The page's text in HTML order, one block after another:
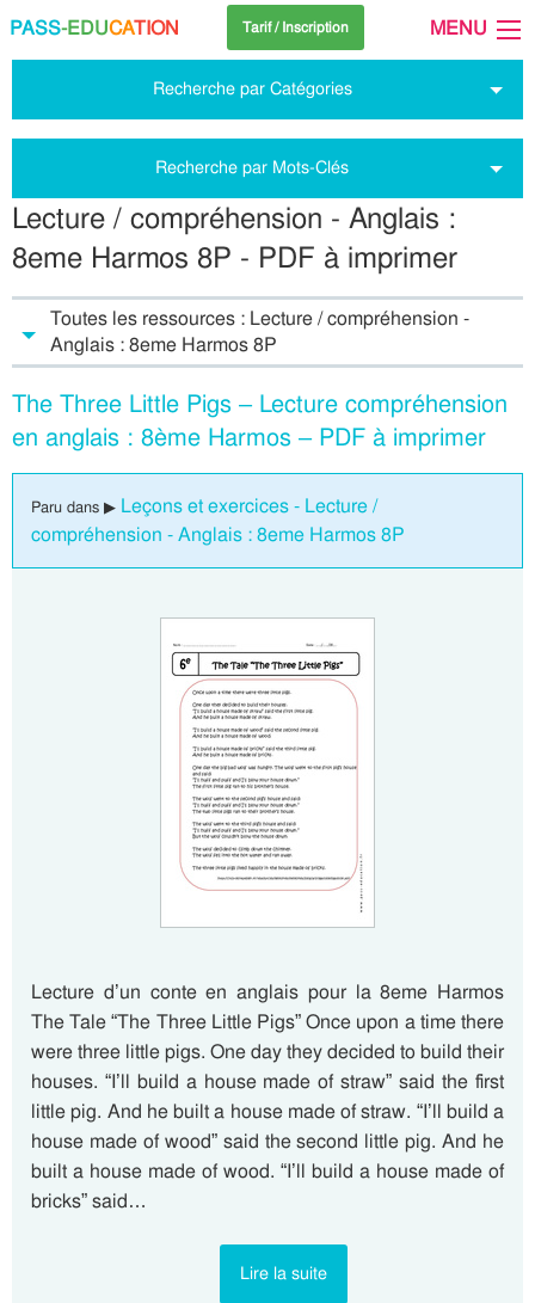
PASS-EDUCATION Tarif / Inscription MENU
Recherche par Catégories
Recherche par Mots-Clés
Lecture / compréhension - Anglais :
8eme Harmos 8P - PDF à imprimer
Toutes les ressources : Lecture / compréhension -
Anglais : 8eme Harmos 8P
The Three Little Pigs – Lecture compréhension
en anglais : 8ème Harmos – PDF à imprimer
Paru dans ▶ Leçons et exercices - Lecture /
compréhension - Anglais : 8eme Harmos 8P
Lecture d’un conte en anglais pour la 8eme Harmos
The Tale “The Three Little Pigs” Once upon a time there
were three little pigs. One day they decided to build their
houses. “I’ll build a house made of straw” said the first
little pig. And he built a house made of straw. “I’ll build a
house made of wood” said the second little pig. And he
built a house made of wood. “I’ll build a house made of
bricks” said…
Lire la suite